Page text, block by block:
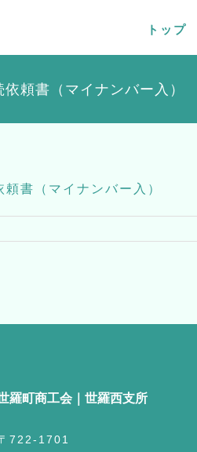
トップ
頼書（マイナンバー入）
書（マイナンバー入）
羅町商工会｜世羅西支所
722-1701